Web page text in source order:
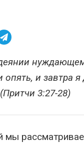
и завтра
3:27-28)
мы